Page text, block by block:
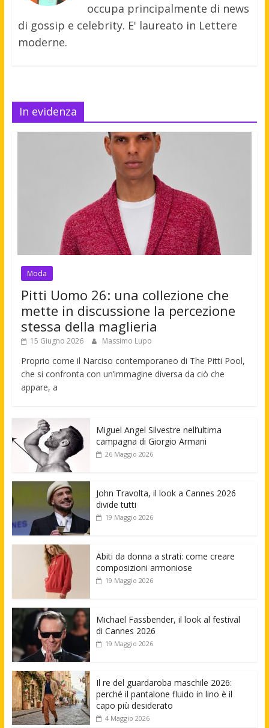
occupa principalmente di news
di gossip e celebrity. E' laureato in Lettere
moderne.
In evidenza
Moda
Pitti Uomo 26: una collezione che
mette in discussione la percezione
stessa della maglieria
15 Giugno 2026 Massimo Lupo
Proprio come il Narciso contemporaneo di The Pitti Pool,
che si confronta con un’immagine diversa da ciò che
appare, a
Miguel Angel Silvestre nell’ultima
campagna di Giorgio Armani
26 Maggio 2026
John Travolta, il look a Cannes 2026
divide tutti
19 Maggio 2026
Abiti da donna a strati: come creare
composizioni armoniose
19 Maggio 2026
Michael Fassbender, il look al festival
di Cannes 2026
19 Maggio 2026
Il re del guardaroba maschile 2026:
perché il pantalone fluido in lino è il
capo più desiderato
4 Maggio 2026